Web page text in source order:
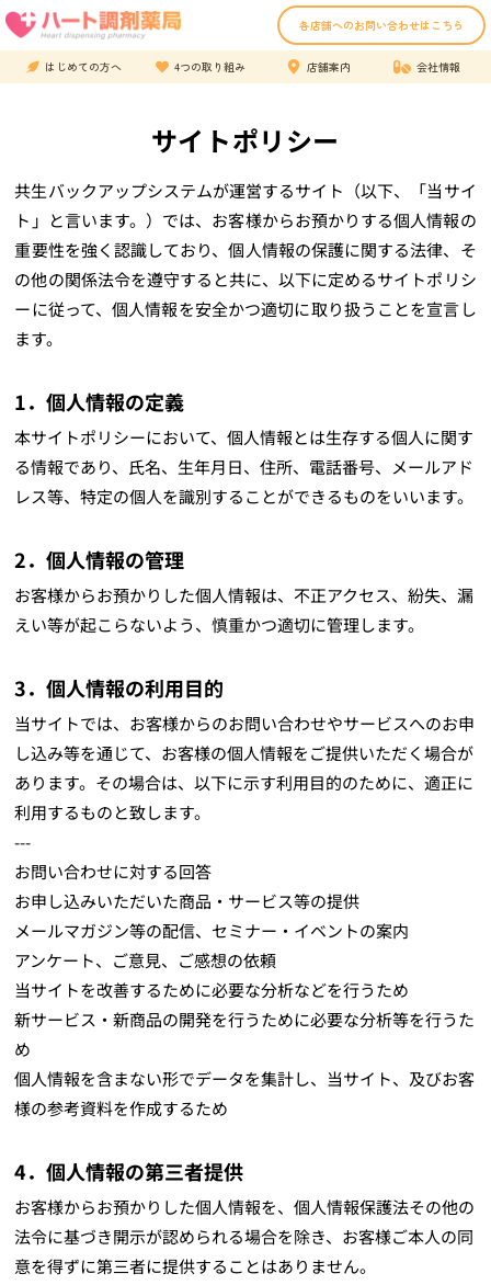
各店舗へのお問い合わせはこちら
はじめての方へ 4つの取り組み 店舗案内 会社情報
サイトポリシー
共生バックアップシステムが運営するサイト（以下、「当サイ
ト」と言います。）では、お客様からお預かりする個人情報の
重要性を強く認識しており、個人情報の保護に関する法律、そ
の他の関係法令を遵守すると共に、以下に定めるサイトポリシ
ーに従って、個人情報を安全かつ適切に取り扱うことを宣言し
ます。
1．個人情報の定義
本サイトポリシーにおいて、個人情報とは生存する個人に関す
る情報であり、氏名、生年月日、住所、電話番号、メールアド
レス等、特定の個人を識別することができるものをいいます。
2．個人情報の管理
お客様からお預かりした個人情報は、不正アクセス、紛失、漏
えい等が起こらないよう、慎重かつ適切に管理します。
3．個人情報の利用目的
当サイトでは、お客様からのお問い合わせやサービスへのお申
し込み等を通じて、お客様の個人情報をご提供いただく場合が
あります。その場合は、以下に示す利用目的のために、適正に
利用するものと致します。
---
お問い合わせに対する回答
お申し込みいただいた商品・サービス等の提供
メールマガジン等の配信、セミナー・イベントの案内
アンケート、ご意見、ご感想の依頼
当サイトを改善するために必要な分析などを行うため
新サービス・新商品の開発を行うために必要な分析等を行うた
め
個人情報を含まない形でデータを集計し、当サイト、及びお客
様の参考資料を作成するため
4．個人情報の第三者提供
お客様からお預かりした個人情報を、個人情報保護法その他の
法令に基づき開示が認められる場合を除き、お客様ご本人の同
意を得ずに第三者に提供することはありません。